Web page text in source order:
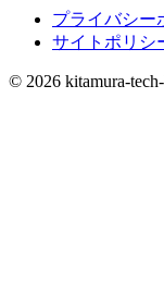
プライバシー
サイトポリシ
© 2026 kitamura-